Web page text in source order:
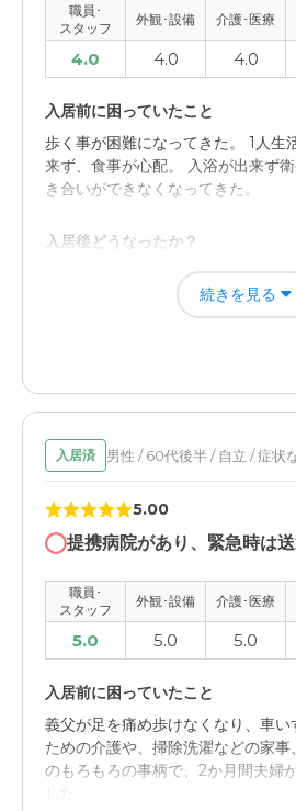
ほこりもなく眺めも良く綺麗であっ
ら変わりなく維持もきちんとされ
最後の場となったが親身になってく
的に入れてくれていたとのことで良
近隣環境や交通アクセスについて
のがいないと大変であった。バスは
あれだけの対応をしてくれたなら
職員･
スタッフ
外観･設備 介護･医療
4.0 4.0 4.0
入居前に困っていたこと
歩く事が困難になってきた。 1人生
来ず、食事が心配。 入浴が出来ず
き合いができなくなってきた。
入居後どうなったか？
施設の環境がしっかりしている。ハ
特に、スタッフさんの教育が しっ
な事でも報告があり安心。
職員・スタッフ・他入居者の雰囲気
施設長以下、スタッフさんは 明るく
90歳以上の方が多いが皆さん元気
外観・内装・居室・設備について
施設は外観、内装とも綺麗。 特に
しっかり対応しており安心していま
介護医療サービスについて
特段心配はありません。 食事も栄
考えていただき問題はありません。
続きを見る
入居済 男性 / 60代後半 / 自立 / 症状
5.00
提携病院があり、緊急時は
職員･
スタッフ
外観･設備 介護･医療
5.0 5.0 5.0
入居前に困っていたこと
義父が足を痛め歩けなくなり、車
ための介護や、掃除洗濯などの家
のもろもろの事柄で、2か月間夫婦
した。